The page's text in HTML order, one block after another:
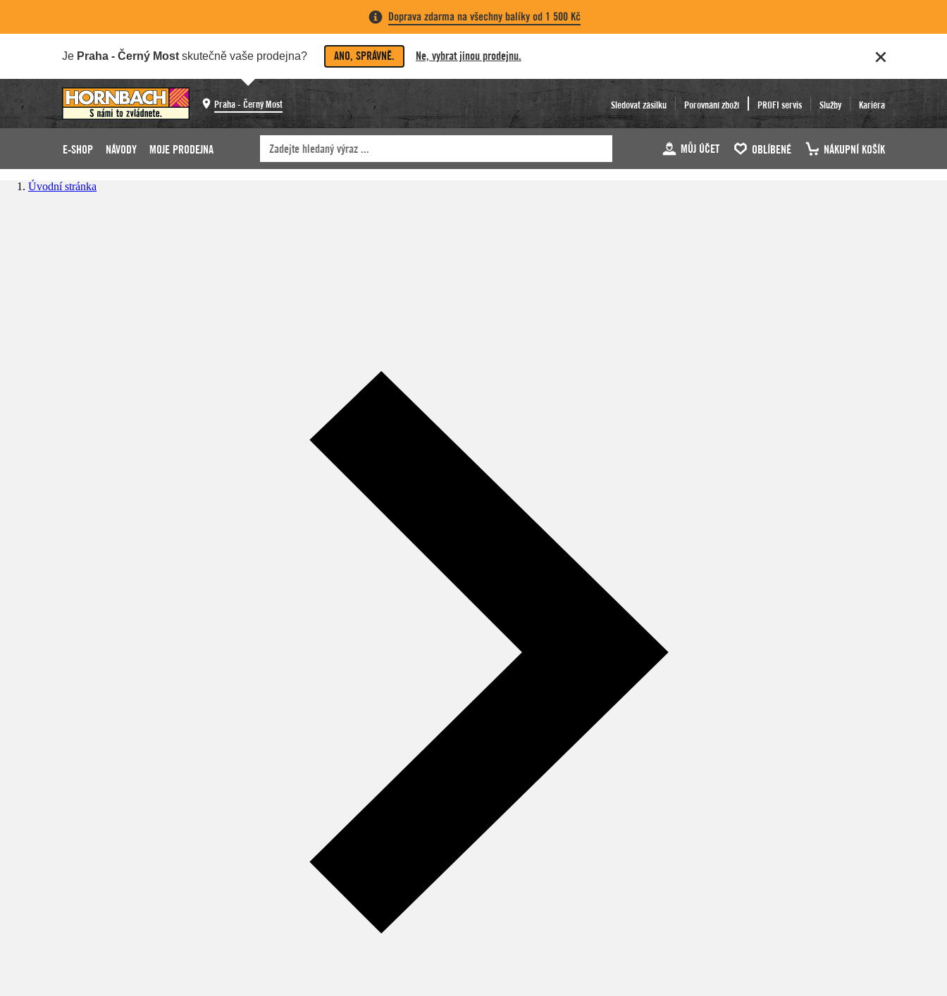
Doprava zdarma na všechny balíky od 1 500 Kč
Je Praha - Černý Most skutečně vaše prodejna? ANO, SPRÁVNĚ. Ne, vybrat jinou prodejnu.
Praha - Černý Most Sledovat zásilku Porovnání zboží PROFI servis Služby Kariéra
E-SHOP NÁVODY MOJE PRODEJNA MŮJ ÚČET OBLÍBENÉ NÁKUPNÍ KOŠÍK
Úvodní stránka